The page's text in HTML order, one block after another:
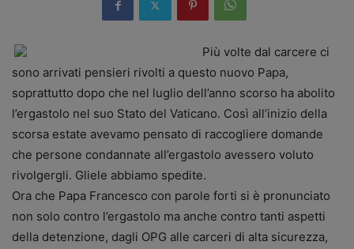
Più volte dal carcere ci
sono arrivati pensieri rivolti a questo nuovo Papa,
soprattutto dopo che nel luglio dell’anno scorso ha abolito
l’ergastolo nel suo Stato del Vaticano. Così all’inizio della
scorsa estate avevamo pensato di raccogliere domande
che persone condannate all’ergastolo avessero voluto
rivolgergli. Gliele abbiamo spedite.
Ora che Papa Francesco con parole forti si è pronunciato
non solo contro l’ergastolo ma anche contro tanti aspetti
della detenzione, dagli OPG alle carceri di alta sicurezza,